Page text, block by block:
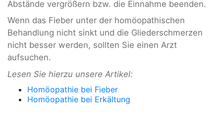
Abstände vergrößern bzw. die Einnahme beenden.
Wenn das Fieber unter der homöopathischen
Behandlung nicht sinkt und die Gliederschmerzen
nicht besser werden, sollten Sie einen Arzt
aufsuchen.
Lesen Sie hierzu unsere Artikel:
Homöopathie bei Fieber
Homöopathie bei Erkältung